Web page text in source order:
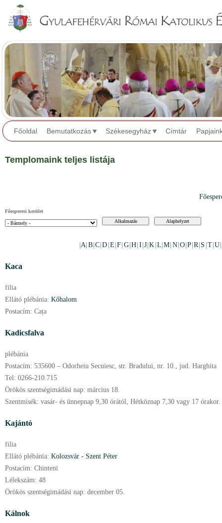
Főoldal Bemutatkozás Székesegyház Címtár
Templomaink teljes listája
Főesperesi kerület
|A B C |D E |F G |H I J |K L |M N |O |P R S T |U
Kaca
filia
Ellátó plébánia: Kőhalom
Postacím: Cața
Kadicsfalva
plébánia
Postacím: 535600 – Odorheiu Secuiesc, str. Bradului, nr. 10., jud. Harghita
Tel: 0266-210.715
Örökös szentségimádási nap: március 18.
Szentmisék: vasár- és ünnepnap 9,30 órától, Hétköznap 7,30 vagy 17 órakor.
Kajántó
filia
Ellátó plébánia: Kolozsvár - Szent Péter
Postacím: Chinteni
Lélekszám: 48
Örökös szentségimádási nap: december 05.
Kálnok